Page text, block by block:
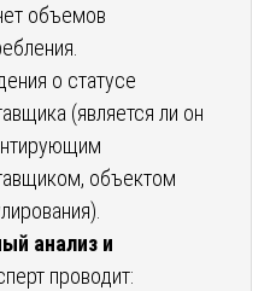
объемов
о статусе
(является ли он
объектом
анализ и
проводит: